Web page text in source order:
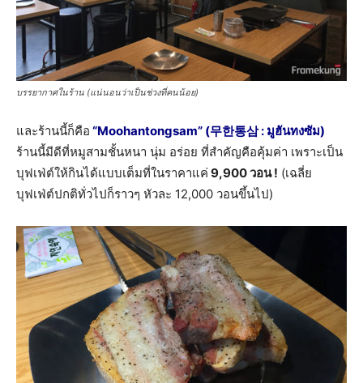
บรรยากาศในร้าน (แน่นอนว่าเป็นช่วงที่คนน้อย)
และร้านนี้ก็คือ “Moohantongsam” (무한통삼 : มูฮันทงซัม)
ร้านนี้มีดีที่หมูสามชั้นหนา นุ่ม อร่อย ที่สำคัญคือคุ้มค่า เพราะเป็น
บุฟเฟ่ต์ให้กินได้แบบเต็มที่ในราคาแค่ 9,900 วอน ! (เฉลี่ย
บุฟเฟ่ต์ปกติทั่วไปก็ราวๆ หัวละ 12,000 วอนขึ้นไป)